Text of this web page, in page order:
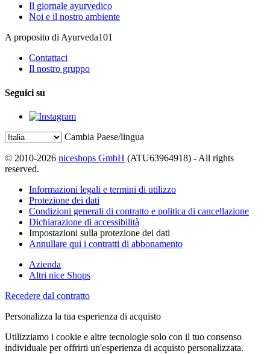
Il giornale ayurvedico
Noi e il nostro ambiente
A proposito di Ayurveda101
Contattaci
Il nostro gruppo
Seguici su
Cambia Paese/lingua
© 2010-2026 niceshops GmbH (ATU63964918) - All rights
reserved.
Informazioni legali e termini di utilizzo
Protezione dei dati
Condizioni generali di contratto e politica di cancellazione
Dichiarazione di accessibilità
Impostazioni sulla protezione dei dati
Annullare qui i contratti di abbonamento
Azienda
Altri nice Shops
Recedere dal contratto
Personalizza la tua esperienza di acquisto
Utilizziamo i cookie e altre tecnologie solo con il tuo consenso
individuale per offrirti un'esperienza di acquisto personalizzata.